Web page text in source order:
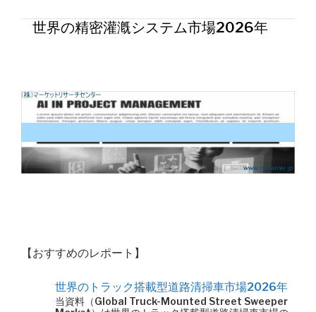
世界の精密灌漑システム市場2026年
【おすすめのレポート】
世界のトラック搭載型道路清掃車市場2026年
当資料（Global Truck-Mounted Street Sweeper